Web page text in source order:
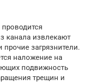
канала извлекают
загрязнители.
наложение на
подвижность
трещин и